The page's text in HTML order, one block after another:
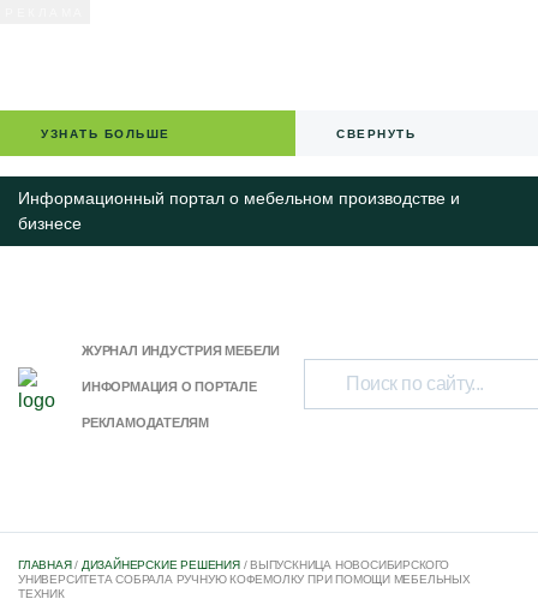
УЗНАТЬ БОЛЬШЕ СВЕРНУТЬ
Информационный портал о мебельном производстве и
бизнесе
ЖУРНАЛ ИНДУСТРИЯ МЕБЕЛИ
ИНФОРМАЦИЯ О ПОРТАЛЕ
РЕКЛАМОДАТЕЛЯМ
ГЛАВНАЯ/ ДИЗАЙНЕРСКИЕ РЕШЕНИЯ/ ВЫПУСКНИЦА НОВОСИБИРСКОГО
УНИВЕРСИТЕТА СОБРАЛА РУЧНУЮ КОФЕМОЛКУ ПРИ ПОМОЩИ МЕБЕЛЬНЫХ
ТЕХНИК